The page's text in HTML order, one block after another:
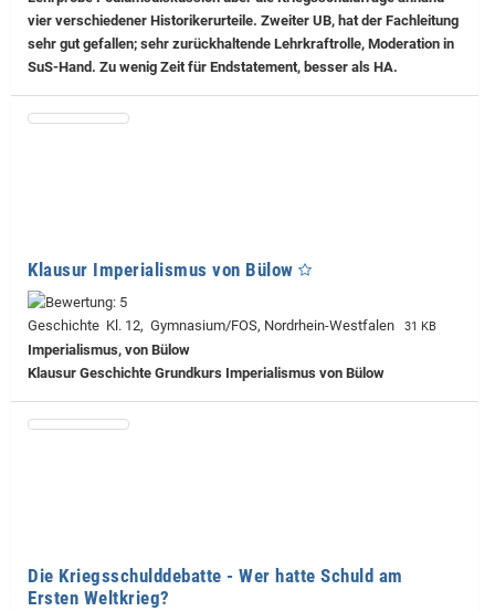
vier verschiedener Historikerurteile. Zweiter UB, hat der Fachleitung
sehr gut gefallen; sehr zurückhaltende Lehrkraftrolle, Moderation in
SuS-Hand. Zu wenig Zeit für Endstatement, besser als HA.
Klausur Imperialismus von Bülow
Geschichte Kl. 12, Gymnasium/FOS, Nordrhein-Westfalen 31 KB
Imperialismus, von Bülow
Klausur Geschichte Grundkurs Imperialismus von Bülow
Die Kriegsschulddebatte - Wer hatte Schuld am
Ersten Weltkrieg?